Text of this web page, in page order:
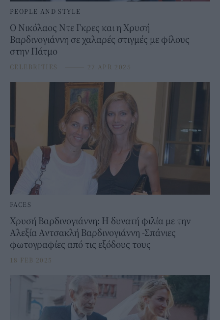
PEOPLE AND STYLE
Ο Νικόλαος Ντε Γκρες και η Χρυσή
Βαρδινογιάννη σε χαλαρές στιγμές με φίλους
στην Πάτμο
CELEBRITIES ⸻ 27 APR 2025
FACES
Χρυσή Βαρδινογιάννη: Η δυνατή φιλία με την
Αλεξία Αντσακλή Βαρδινογιάννη -Σπάνιες
φωτογραφίες από τις εξόδους τους
18 FEB 2025